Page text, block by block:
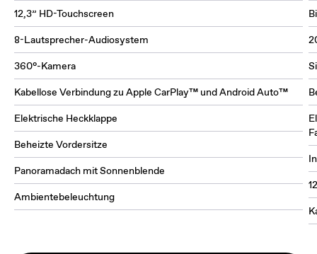
12,3” HD-Touchscreen
8-Lautsprecher-Audiosystem
360°-Kamera
Kabellose Verbindung zu Apple CarPlay™ und Android Auto™
Elektrische Heckklappe
Beheizte Vordersitze
Panoramadach mit Sonnenblende
Ambientebeleuchtung